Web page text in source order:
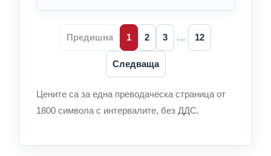
Предишна 1 2 3 … 12
Следваща
Цените са за една преводаческа страница от
1800 символа с интервалите, без ДДС.